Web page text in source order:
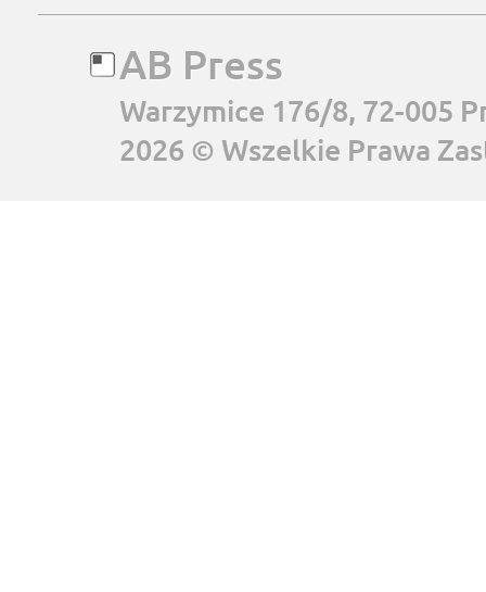
AB Press
Warzymice 176/8, 72-005
2026 © Wszelkie Prawa